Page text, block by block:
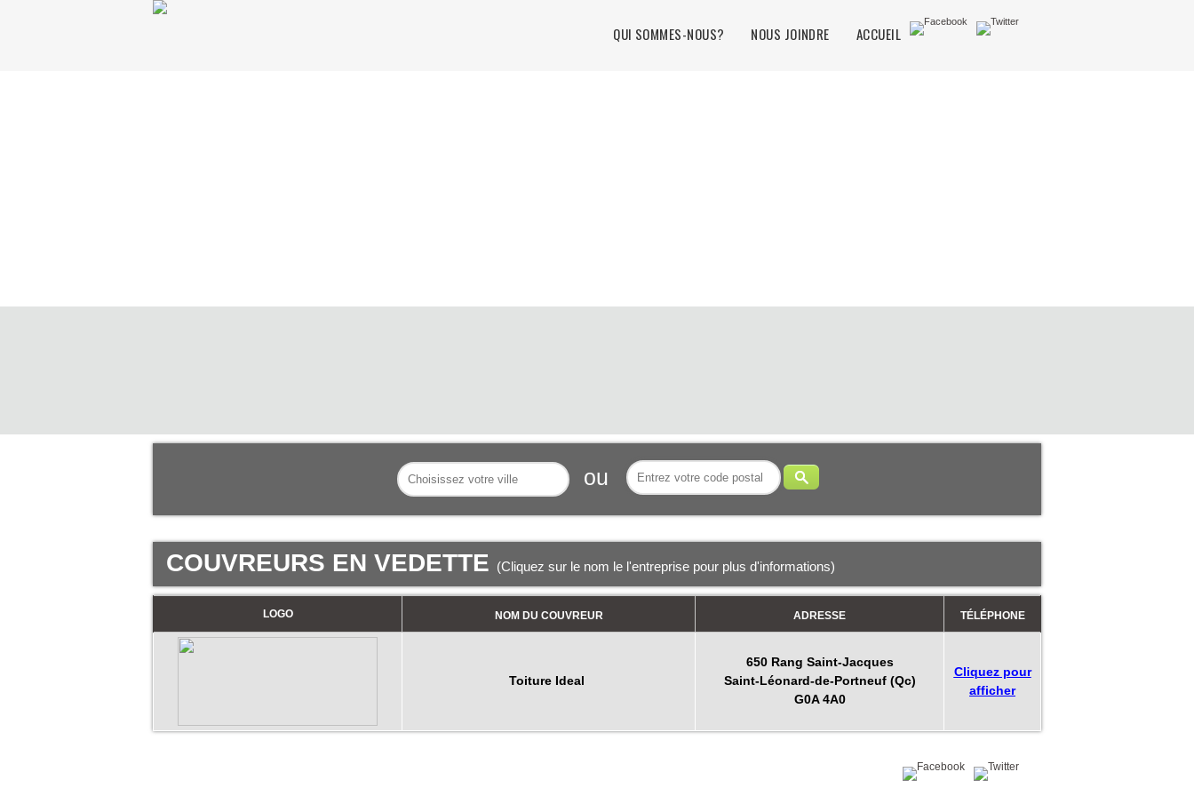
Menu principal
QUI SOMMES-NOUS? NOUS JOINDRE ACCUEIL
ou
COUVREURS EN VEDETTE (Cliquez sur le nom le l'entreprise pour plus d'informations)
LOGO NOM DU COUVREUR ADRESSE TÉLÉPHONE
Toiture Ideal
650 Rang Saint-Jacques
Saint-Léonard-de-Portneuf (Qc)
G0A 4A0
Cliquez pour
afficher